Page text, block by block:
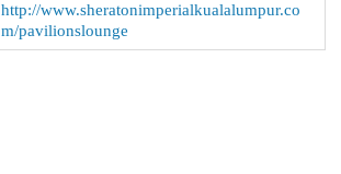
http://www.sheratonimperialkualalumpur.co
m/pavilionslounge